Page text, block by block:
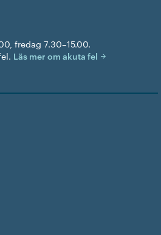
fredag 7.30–15.00.
Läs mer om akuta fel